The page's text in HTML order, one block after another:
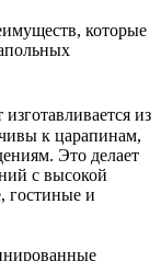
которые
из
к царапинам,
Это делает
с высокой
гостиные и